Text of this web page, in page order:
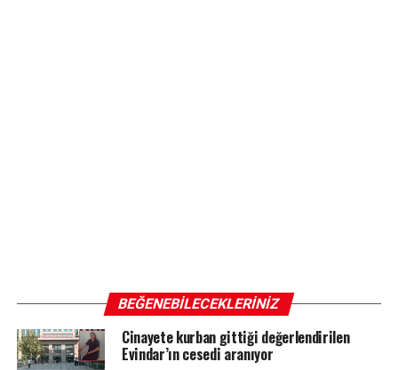
BEĞENEBILECEKLERINIZ
Cinayete kurban gittiği değerlendirilen
Evindar’ın cesedi aranıyor